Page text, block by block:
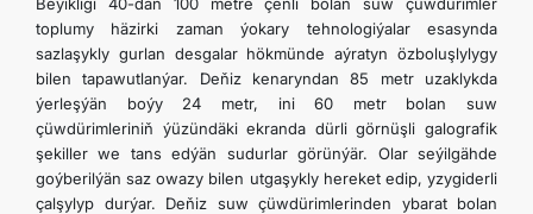
toplumy häzirki zaman ýokary tehnologiýalar esasynda
sazlaşykly gurlan desgalar hökmünde aýratyn özboluşlylygy
bilen tapawutlanýar. Deňiz kenaryndan 85 metr uzaklykda
ýerleşýän boýy 24 metr, ini 60 metr bolan suw
çüwdürimleriniň ýüzündäki ekranda dürli görnüşli galografik
şekiller we tans edýän sudurlar görünýär. Olar seýilgähde
goýberilýän saz owazy bilen utgaşykly hereket edip, yzygiderli
çalşylyp durýar. Deňiz suw çüwdürimlerinden ybarat bolan